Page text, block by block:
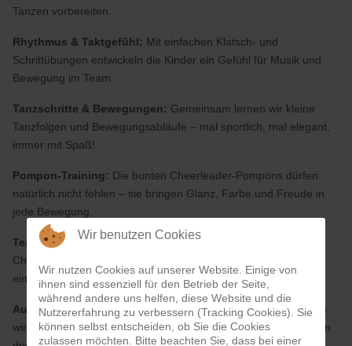
Tanzen vorbereiten.
Rhythmus & Taktgefühl: Mit einfachen Klatsch- und
Schrittübungen entwickeln die Kinder ein Gefühl für Musik und
Bewegung im Team.
Tanzschritte & Bewegungen: Gemeinsam lernen wir kleine
Tanzfolgen und Bewegungsabläufe – mal sportlich, mal elegant,
immer mit Spaß!
Pompon-Training: Die bunten Cheerleader-Pompons dürfen
natürlich nicht fehlen – sie bringen Glanz, Farbe und Freude in
jede Bewegung.
Teamarbeit:
In kleinen Gruppen entstehen einfache
Choreografien, bei denen alle Kinder mitgestalten und Ideen
einbringen können.
Auftritte & Präsentationen:Am Ende eines Halbjahres zeigen
wir oft, was wir gelernt haben – z. B. bei einem Schulfest oder in
Wir benutzen Cookies
Wir nutzen Cookies auf unserer Website. Einige von
ihnen sind essenziell für den Betrieb der Seite,
während andere uns helfen, diese Website und die
Nutzererfahrung zu verbessern (Tracking Cookies). Sie
können selbst entscheiden, ob Sie die Cookies
zulassen möchten. Bitte beachten Sie, dass bei einer